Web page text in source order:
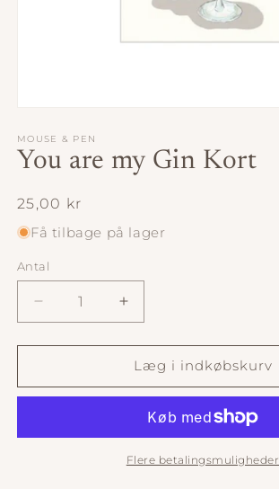
1
i
modus
MOUSE & PEN
You are my Gin Kort
Normalpris
25,00 kr
Få tilbage på lager
Antal
Antal
Reducer
antallet
for
are
Kort
Øg
antallet
for
You
are
Kort
Læg i indkøbskurv
Flere betalingsmuligheder